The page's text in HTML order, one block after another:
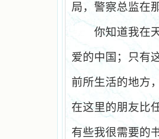
局，警察总监在
你知道我在
爱的中国；只有
前所生活的地方
在这里的朋友比
有些我很需要的